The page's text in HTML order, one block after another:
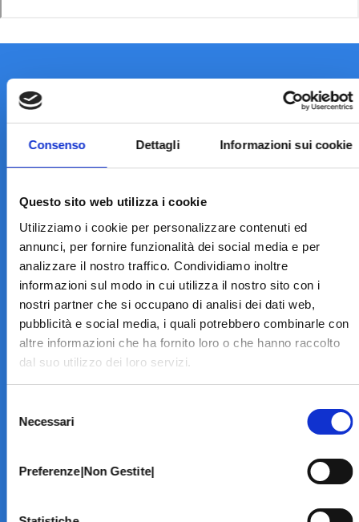
Consenso Dettagli Informazioni sui cookie
Questo sito web utilizza i cookie
Utilizziamo i cookie per personalizzare contenuti ed
annunci, per fornire funzionalità dei social media e per
analizzare il nostro traffico. Condividiamo inoltre
informazioni sul modo in cui utilizza il nostro sito con i
nostri partner che si occupano di analisi dei dati web,
pubblicità e social media, i quali potrebbero combinarle con
altre informazioni che ha fornito loro o che hanno raccolto
dal suo utilizzo dei loro servizi.
delNecessari
Preferenze|Non Gestite|
LA STRUTTURA
Informazioni
Contatti
Specialità
Home Page
PRENOTA ON LINE
INFORMATIVE
Home Page
Modello 231
Amministrazione Trasparente